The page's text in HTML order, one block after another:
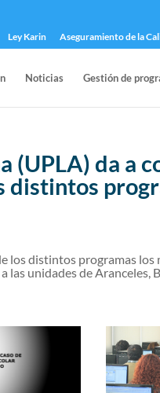
Ley Karin Aseguramiento de la
Noticias Gestión de
(UPLA) da a
distintos
los distintos programas
unidades de Aranceles,